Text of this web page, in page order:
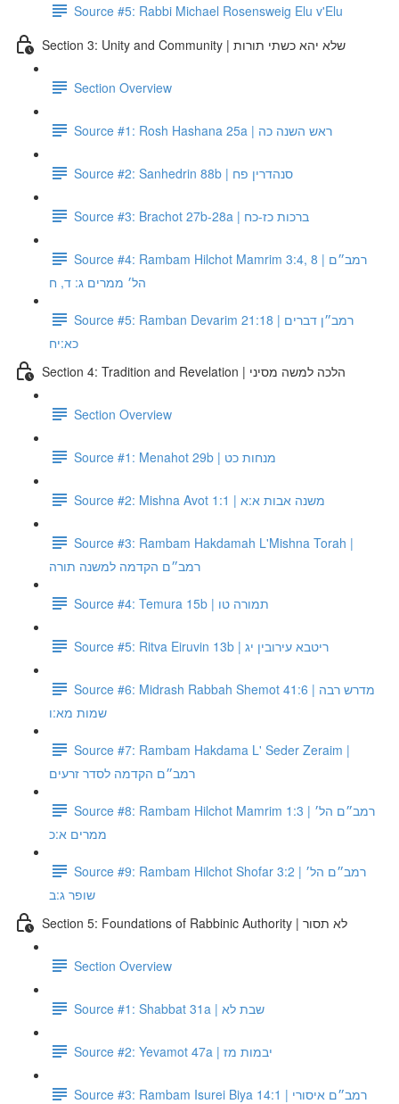
Source #5: Rabbi Michael Rosensweig Elu v'Elu
Section 3: Unity and Community | שלא יהא כשתי תורות
Section Overview
Source #1: Rosh Hashana 25a | ראש השנה כה
Source #2: Sanhedrin 88b | סנהדרין פח
Source #3: Brachot 27b-28a | ברכות כז-כח
Source #4: Rambam Hilchot Mamrim 3:4, 8 | רמב״ם
הל׳ ממרים ג: ד, ח
Source #5: Ramban Devarim 21:18 | רמב״ן דברים
כא:יח
Section 4: Tradition and Revelation | הלכה למשה מסיני
Section Overview
Source #1: Menahot 29b | מנחות כט
Source #2: Mishna Avot 1:1 | משנה אבות א:א
Source #3: Rambam Hakdamah L'Mishna Torah |
רמב״ם הקדמה למשנה תורה
Source #4: Temura 15b | תמורה טו
Source #5: Ritva Eiruvin 13b | ריטבא עירובין יג
Source #6: Midrash Rabbah Shemot 41:6 | מדרש רבה
שמות מא:ו
Source #7: Rambam Hakdama L' Seder Zeraim |
רמב״ם הקדמה לסדר זרעים
Source #8: Rambam Hilchot Mamrim 1:3 | רמב״ם הל׳
ממרים א:כ
Source #9: Rambam Hilchot Shofar 3:2 | רמב״ם הל׳
שופר ג:ב
Section 5: Foundations of Rabbinic Authority | לא תסור
Section Overview
Source #1: Shabbat 31a | שבת לא
Source #2: Yevamot 47a | יבמות מז
Source #3: Rambam Isurei Biya 14:1 | רמב״ם איסורי